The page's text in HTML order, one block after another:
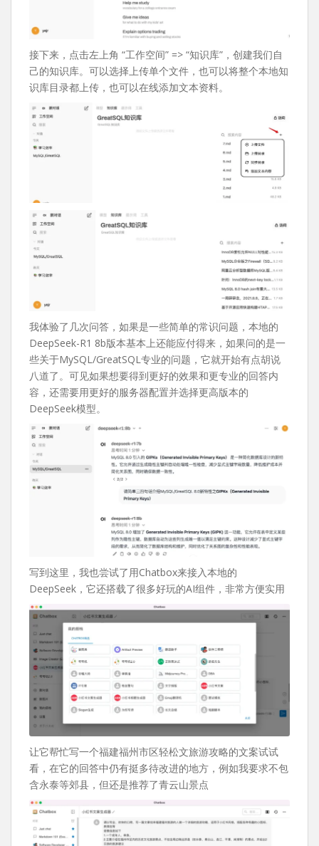
接下来，点击左上角 “工作空间” => “知识库”，创建我们自
己的知识库。可以选择上传单个文件，也可以将整个本地知
识库目录都上传，也可以在线添加文本资料。
我体验了几次问答，如果是一些简单的常识问题，本地的
DeepSeek-R1 8b版本基本上还能应付得来，如果问的是一
些关于MySQL/GreatSQL专业的问题，它就开始有点胡说
八道了。可见如果想要得到更好的效果和更专业的回答内
容，还需要用更好的服务器配置并选择更高版本的
DeepSeek模型。
写到这里，我也尝试了用Chatbox来接入本地的
DeepSeek，它还搭载了很多好玩的AI组件，非常方便实用
让它帮忙写一个福建福州市区轻松文旅游攻略的文案试试
看，在它的回答中仍有挺多待改进的地方，例如我要求不包
含永泰等郊县，但还是推荐了青云山景点